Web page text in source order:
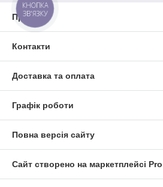
Про нас
Контакти
Доставка та оплата
Графік роботи
Повна версія сайту
Сайт створено на маркетплейсі
КНОПКА
ЗВ'ЯЗКУ